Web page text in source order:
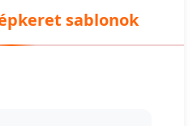
sablonok